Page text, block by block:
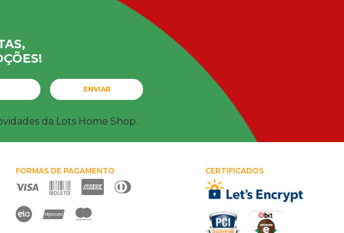
da Lots Home Shop.
ENVIAR
FORMAS DE PAGAMENTO CERTIFICADOS